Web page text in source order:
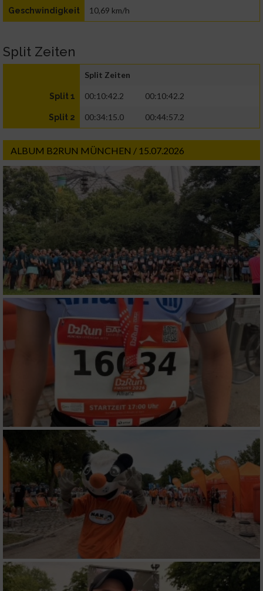
Geschwindigkeit 10,69 km/h
Split Zeiten
Split Zeiten
Split 1 00:10:42.2 00:10:42.2
Split 2 00:34:15.0 00:44:57.2
ALBUM B2RUN MÜNCHEN / 15.07.2026